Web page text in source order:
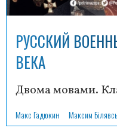
РУССКИЙ
ВЕКА
Двома мовами.
Макс Гадюкин Максим